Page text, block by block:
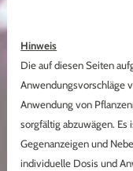
Hinweis
Die auf diesen Seiten
Anwendungsvorschläge
Anwendung von
sorgfältig abzuwägen. Es
Gegenanzeigen und
individuelle Dosis und